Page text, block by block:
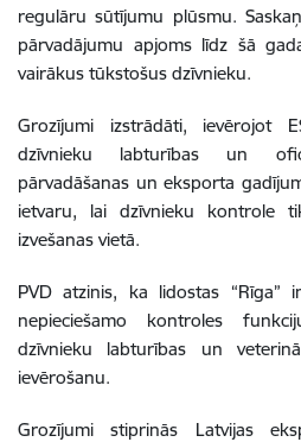
regulāru sūtījumu plūsmu.
pārvadājumu apjoms līdz šā
vairākus tūkstošus dzīvnieku.
Grozījumi izstrādāti, ievērojot
dzīvnieku labturības un
pārvadāšanas un eksporta
ietvaru, lai dzīvnieku kontrole
izvešanas vietā.
PVD atzinis, ka lidostas “Rīga”
nepieciešamo kontroles
dzīvnieku labturības un
ievērošanu.
Grozījumi stiprinās Latvijas